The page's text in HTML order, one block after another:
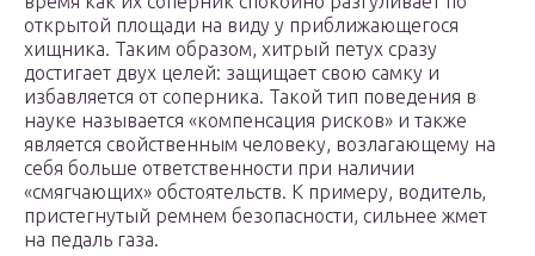
открытой площади на виду у приближающегося
хищника. Таким образом, хитрый петух сразу
достигает двух целей: защищает свою самку и
избавляется от соперника. Такой тип поведения в
науке называется «компенсация рисков» и также
является свойственным человеку, возлагающему на
себя больше ответственности при наличии
«смягчающих» обстоятельств. К примеру, водитель,
пристегнутый ремнем безопасности, сильнее жмет
на педаль газа.